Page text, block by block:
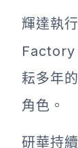
輝達執
Factory
耘多年
角色。
研華持